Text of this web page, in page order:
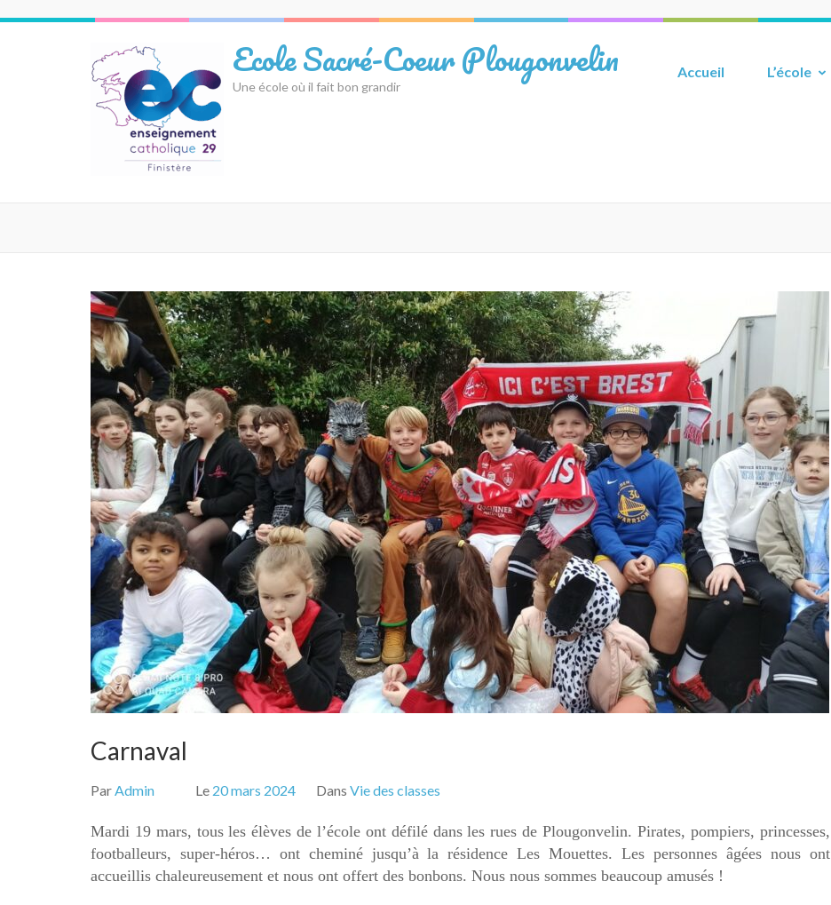
Ecole Sacré-Coeur Plougonvelin
Une école où il fait bon grandir
Accueil L’école
Carnaval
ParAdmin Le 20 mars 2024 Dans Vie des classes
Mardi 19 mars, tous les élèves de l’école ontdéfilé dans les rues de Plougonvelin. Pirates, pompiers, princesses,
footballeurs, super-héros… ont cheminé jusqu’à la résidence Les Mouettes. Les personnes âgées nous ont
accueillis chaleureusement et nous ont offert des bonbons. Nous nous sommes beaucoup amusés !